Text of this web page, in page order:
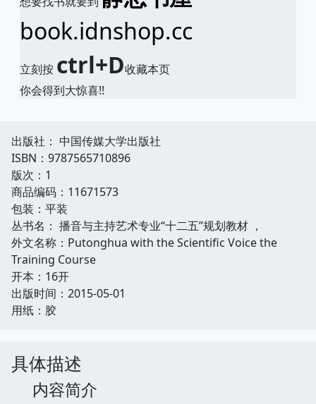
book.idnshop.cc
立刻按 ctrl+D收藏本页
你会得到大惊喜!!
出版社： 中国传媒大学出版社
ISBN：9787565710896
版次：1
商品编码：11671573
包装：平装
丛书名： 播音与主持艺术专业“十二五”规划教材 ，
外文名称：Putonghua with the Scientific Voice the
Training Course
开本：16开
出版时间：2015-05-01
用纸：胶
具体描述
内容简介